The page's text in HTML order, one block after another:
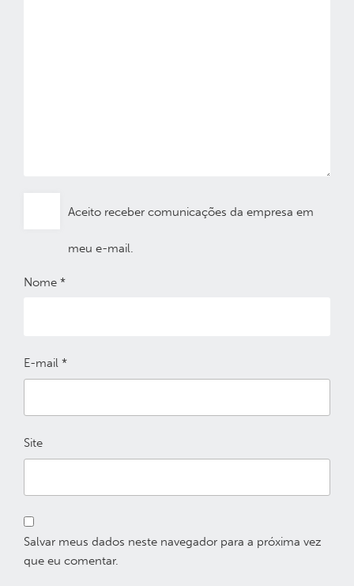
Aceito receber comunicações da empresa em
meu e-mail.
Nome *
E-mail *
Site
Salvar meus dados neste navegador para a próxima vez
que eu comentar.